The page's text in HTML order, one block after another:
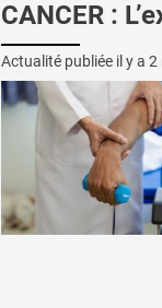
CANCER :
Actualité publiée il y a 2